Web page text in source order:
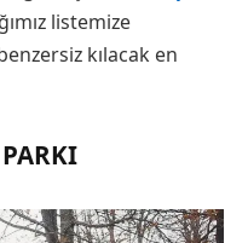
listemize
kılacak en